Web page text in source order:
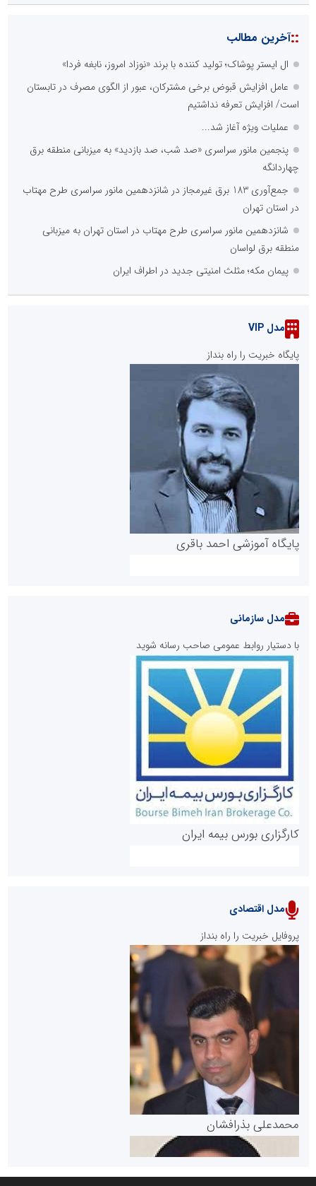
::آخرین مطالب
ال ایستر پوشاک؛ تولید کننده با برند «نوزاد امروز، نابغه فردا»
عامل افزایش قبوض برخی مشترکان، عبور از الگوی مصرف در تابستان
است/ افزایش تعرفه نداشتیم
عملیات ویژه آغاز شد...
پنجمین مانور سراسری «صد شب، صد بازدید» به میزبانی منطقه برق
چهاردانگه
جمع‌آوری 183 برق غیرمجاز در شانزدهمین مانور سراسری طرح مهتاب
در استان تهران
شانزدهمین مانور سراسری طرح مهتاب در استان تهران به میزبانی
منطقه برق لواسان
پیمان مکه؛ مثلث امنیتی جدید در اطراف ایران
مدل VIP
پایگاه خبریت را راه بنداز
پایگاه آموزشی احمد باقری
روابط عمومی خبرگزاری گزارش خبر
پایگاه خبری نهضت ملی مسکن
پایگاه خبری گفتمان یزد
مدل سازمانی
با دستیار روابط عمومی صاحب رسانه شوید
کارگزاری بورس بیمه ایران
سازمان بورس و اوراق بهادار
مرجع اخبار موثق در بازارسرمایه
مدل اقتصادی
پروفایل خبریت را راه بنداز
محمدعلی بذرافشان